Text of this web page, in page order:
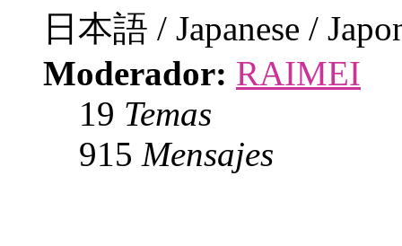
日本語 / Japanese /
Moderador: RAIMEI
19 Temas
915 Mensajes